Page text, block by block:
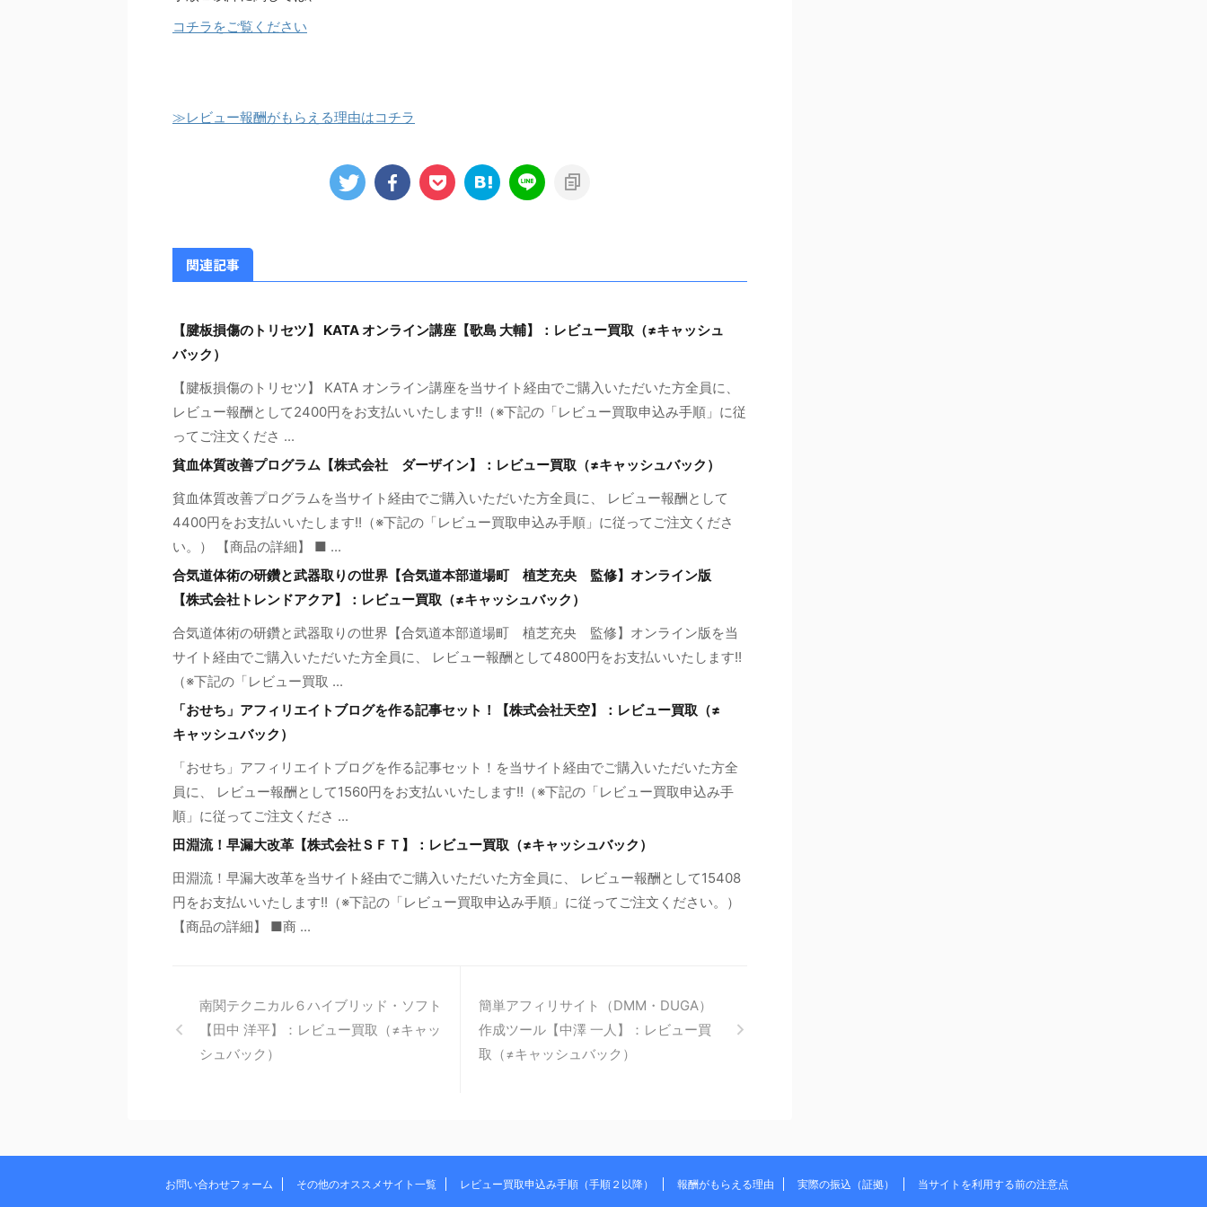
コチラをご覧ください
≫レビュー報酬がもらえる理由はコチラ
関連記事
【腱板損傷のトリセツ】 KATA オンライン講座【歌島 大輔】：レビュー買取（≠キャッシュ
バック）
【腱板損傷のトリセツ】 KATA オンライン講座を当サイト経由でご購入いただいた方全員に、
レビュー報酬として2400円をお支払いいたします!!（※下記の「レビュー買取申込み手順」に従
ってご注文くださ ...
貧血体質改善プログラム【株式会社 ダーザイン】：レビュー買取（≠キャッシュバック）
貧血体質改善プログラムを当サイト経由でご購入いただいた方全員に、 レビュー報酬として
4400円をお支払いいたします!!（※下記の「レビュー買取申込み手順」に従ってご注文くださ
い。） 【商品の詳細】 ■ ...
合気道体術の研鑽と武器取りの世界【合気道本部道場町 植芝充央 監修】オンライン版
【株式会社トレンドアクア】：レビュー買取（≠キャッシュバック）
合気道体術の研鑽と武器取りの世界【合気道本部道場町 植芝充央 監修】オンライン版を当
サイト経由でご購入いただいた方全員に、 レビュー報酬として4800円をお支払いいたします!!
（※下記の「レビュー買取 ...
「おせち」アフィリエイトブログを作る記事セット！【株式会社天空】：レビュー買取（≠
キャッシュバック）
「おせち」アフィリエイトブログを作る記事セット！を当サイト経由でご購入いただいた方全
員に、 レビュー報酬として1560円をお支払いいたします!!（※下記の「レビュー買取申込み手
順」に従ってご注文くださ ...
田淵流！早漏大改革【株式会社ＳＦＴ】：レビュー買取（≠キャッシュバック）
田淵流！早漏大改革を当サイト経由でご購入いただいた方全員に、 レビュー報酬として15408
円をお支払いいたします!!（※下記の「レビュー買取申込み手順」に従ってご注文ください。）
【商品の詳細】 ■商 ...
南関テクニカル６ハイブリッド・ソフト
【田中 洋平】：レビュー買取（≠キャッ
シュバック）
簡単アフィリサイト（DMM・DUGA）
作成ツール【中澤 一人】：レビュー買
取（≠キャッシュバック）
お問い合わせフォーム その他のオススメサイト一覧 レビュー買取申込み手順（手順２以降） 報酬がもらえる理由 実際の振込（証拠） 当サイトを利用する前の注意点